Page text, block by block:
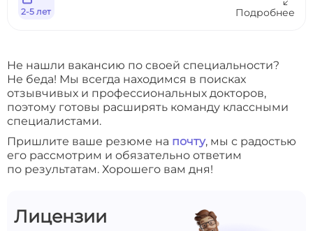
Подробнее
2-5 лет
Не нашли вакансию по своей специальности?
Не беда! Мы всегда находимся в поисках
отзывчивых и профессиональных докторов,
поэтому готовы расширять команду классными
специалистами.
Пришлите ваше резюме на почту, мы с радостью
его рассмотрим и обязательно ответим
по результатам. Хорошего вам дня!
Лицензии